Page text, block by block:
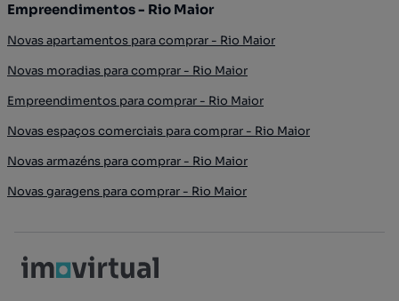
Empreendimentos - Rio Maior
Novas apartamentos para comprar - Rio Maior
Novas moradias para comprar - Rio Maior
Empreendimentos para comprar - Rio Maior
Novas espaços comerciais para comprar - Rio Maior
Novas armazéns para comprar - Rio Maior
Novas garagens para comprar - Rio Maior